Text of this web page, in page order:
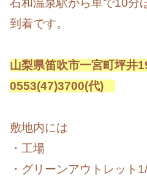
到着です。
山梨県笛吹市一宮町坪井
0553(47)3700(代)
敷地内には
・工場
・グリーンアウトレット